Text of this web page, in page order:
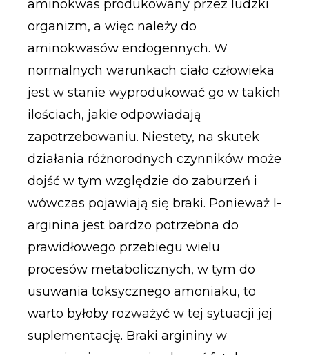
aminokwas produkowany przez ludzki
organizm, a więc należy do
aminokwasów endogennych. W
normalnych warunkach ciało człowieka
jest w stanie wyprodukować go w takich
ilościach, jakie odpowiadają
zapotrzebowaniu. Niestety, na skutek
działania różnorodnych czynników może
dojść w tym względzie do zaburzeń i
wówczas pojawiają się braki. Ponieważ l-
arginina jest bardzo potrzebna do
prawidłowego przebiegu wielu
procesów metabolicznych, w tym do
usuwania toksycznego amoniaku, to
warto byłoby rozważyć w tej sytuacji jej
suplementację. Braki argininy w